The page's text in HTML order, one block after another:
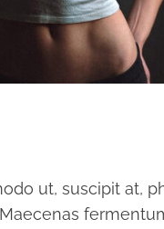
ut, suscipit at,